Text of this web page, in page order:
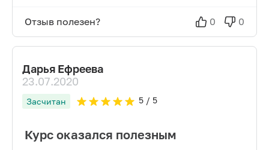
Отзыв полезен? 0 0
Дарья Ефреева
23.07.2020
Засчитан 5/ 5
Курс оказался полезным